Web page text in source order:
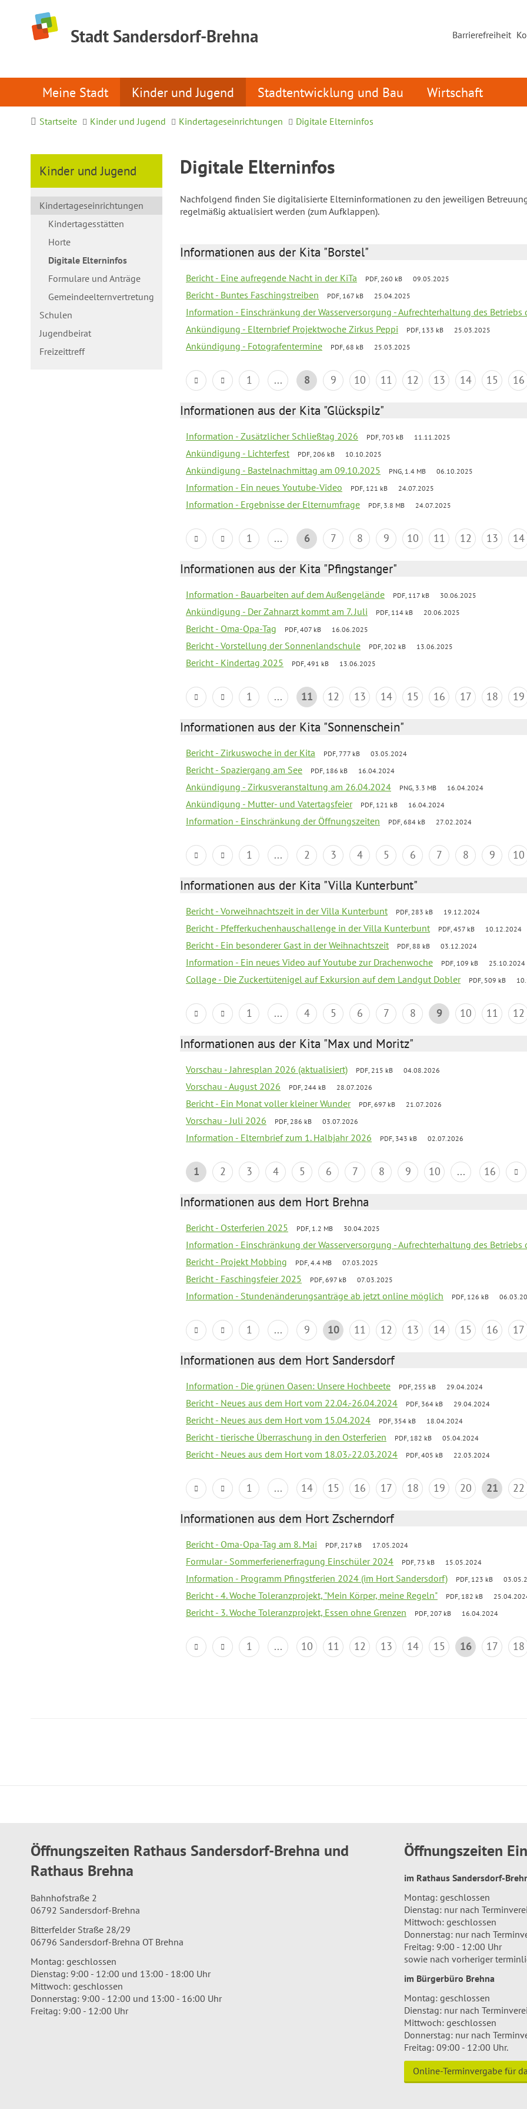
Stadt Sandersdorf-Brehna Barrierefreiheit
Meine Stadt Kinder und Jugend Stadtentwicklung und Bau Wirtschaft
Startseite Kinder und Jugend Kindertageseinrichtungen Digitale Elterninfos
Kinder und Jugend
Kindertageseinrichtungen
Kindertagesstätten
Horte
Digitale Elterninfos
Formulare und Anträge
Gemeindeelternvertretung
Schulen
Jugendbeirat
Freizeittreff
Digitale Elterninfos
Nachfolgend finden Sie digitalisierte Elterninformationen zu den jeweiligen
regelmäßig aktualisiert werden (zum Aufklappen).
Informationen aus der Kita "Borstel"
Bericht - Eine aufregende Nacht in der KiTa PDF, 260 kB 09.05.2025
Bericht - Buntes Faschingstreiben PDF, 167 kB 25.04.2025
Information - Einschränkung der Wasserversorgung - Aufrechterhaltung des Betriebs
Ankündigung - Elternbrief Projektwoche Zirkus Peppi PDF, 133 kB 25.03.2025
Ankündigung - Fotografentermine PDF, 68 kB 25.03.2025
1 ... 8 9 10 11 12 13 14 15 16
Informationen aus der Kita "Glückspilz"
Information - Zusätzlicher Schließtag 2026 PDF, 703 kB 11.11.2025
Ankündigung - Lichterfest PDF, 206 kB 10.10.2025
Ankündigung - Bastelnachmittag am 09.10.2025 PNG, 1.4 MB 06.10.2025
Information - Ein neues Youtube-Video PDF, 121 kB 24.07.2025
Information - Ergebnisse der Elternumfrage PDF, 3.8 MB 24.07.2025
1 ... 6 7 8 9 10 11 12 13 14
Informationen aus der Kita "Pfingstanger"
Information - Bauarbeiten auf dem Außengelände PDF, 117 kB 30.06.2025
Ankündigung - Der Zahnarzt kommt am 7. Juli PDF, 114 kB 20.06.2025
Bericht - Oma-Opa-Tag PDF, 407 kB 16.06.2025
Bericht - Vorstellung der Sonnenlandschule PDF, 202 kB 13.06.2025
Bericht - Kindertag 2025 PDF, 491 kB 13.06.2025
1 ... 11 12 13 14 15 16 17 18 19
Informationen aus der Kita "Sonnenschein"
Bericht - Zirkuswoche in der Kita PDF, 777 kB 03.05.2024
Bericht - Spaziergang am See PDF, 186 kB 16.04.2024
Ankündigung - Zirkusveranstaltung am 26.04.2024 PNG, 3.3 MB 16.04.2024
Ankündigung - Mutter- und Vatertagsfeier PDF, 121 kB 16.04.2024
Information - Einschränkung der Öffnungszeiten PDF, 684 kB 27.02.2024
1 ... 2 3 4 5 6 7 8 9 10
Informationen aus der Kita "Villa Kunterbunt"
Bericht - Vorweihnachtszeit in der Villa Kunterbunt PDF, 283 kB 19.12.2024
Bericht - Pfefferkuchenhauschallenge in der Villa Kunterbunt PDF, 457 kB 10.12.2024
Bericht - Ein besonderer Gast in der Weihnachtszeit PDF, 88 kB 03.12.2024
Information - Ein neues Video auf Youtube zur Drachenwoche PDF, 109 kB 25.10.2024
Collage - Die Zuckertütenigel auf Exkursion auf dem Landgut Dobler PDF, 509 kB
1 ... 4 5 6 7 8 9 10 11 12
Informationen aus der Kita "Max und Moritz"
Vorschau - Jahresplan 2026 (aktualisiert) PDF, 215 kB 04.08.2026
Vorschau - August 2026 PDF, 244 kB 28.07.2026
Bericht - Ein Monat voller kleiner Wunder PDF, 697 kB 21.07.2026
Vorschau - Juli 2026 PDF, 286 kB 03.07.2026
Information - Elternbrief zum 1. Halbjahr 2026 PDF, 343 kB 02.07.2026
1 2 3 4 5 6 7 8 9 10 ... 16
Informationen aus dem Hort Brehna
Bericht - Osterferien 2025 PDF, 1.2 MB 30.04.2025
Information - Einschränkung der Wasserversorgung - Aufrechterhaltung des Betriebs
Bericht - Projekt Mobbing PDF, 4.4 MB 07.03.2025
Bericht - Faschingsfeier 2025 PDF, 697 kB 07.03.2025
Information - Stundenänderungsanträge ab jetzt online möglich PDF, 126 kB
1 ... 9 10 11 12 13 14 15 16 17
Informationen aus dem Hort Sandersdorf
Information - Die grünen Oasen: Unsere Hochbeete PDF, 255 kB 29.04.2024
Bericht - Neues aus dem Hort vom 22.04.-26.04.2024 PDF, 364 kB 29.04.2024
Bericht - Neues aus dem Hort vom 15.04.2024 PDF, 354 kB 18.04.2024
Bericht - tierische Überraschung in den Osterferien PDF, 182 kB 05.04.2024
Bericht - Neues aus dem Hort vom 18.03.-22.03.2024 PDF, 405 kB 22.03.2024
1 ... 14 15 16 17 18 19 20 21 22
Informationen aus dem Hort Zscherndorf
Bericht - Oma-Opa-Tag am 8. Mai PDF, 217 kB 17.05.2024
Formular - Sommerferienerfragung Einschüler 2024 PDF, 73 kB 15.05.2024
Information - Programm Pfingstferien 2024 (im Hort Sandersdorf) PDF, 123 kB
Bericht - 4. Woche Toleranzprojekt, "Mein Körper, meine Regeln" PDF, 182 kB
Bericht - 3. Woche Toleranzprojekt, Essen ohne Grenzen PDF, 207 kB 16.04.2024
1 ... 10 11 12 13 14 15 16 17 18
Öffnungszeiten Rathaus Sandersdorf-Brehna und
Rathaus Brehna
Bahnhofstraße 2
06792 Sandersdorf-Brehna
Bitterfelder Straße 28/29
06796 Sandersdorf-Brehna OT Brehna
Montag: geschlossen
Dienstag: 9:00 - 12:00 und 13:00 - 18:00 Uhr
Mittwoch: geschlossen
Donnerstag: 9:00 - 12:00 und 13:00 - 16:00 Uhr
Freitag: 9:00 - 12:00 Uhr
Öffnungszeiten
im Rathaus Sandersdorf-
Montag: geschlossen
Dienstag: nur nach
Mittwoch: geschlossen
Donnerstag: nur nach
Freitag: 9:00 - 12:00 Uhr
sowie nach vorheriger
im Bürgerbüro Brehna
Montag: geschlossen
Dienstag: nur nach
Mittwoch: geschlossen
Donnerstag: nur nach
Freitag: 09:00 - 12:00 Uhr.
Online-Terminvergabe für